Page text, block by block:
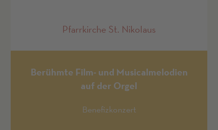
Pfarrkirche St. Nikolaus
Berühmte Film- und Musicalmelodien
auf der Orgel
Benefizkonzert